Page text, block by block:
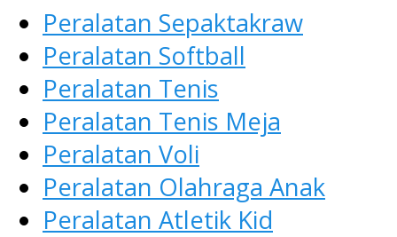
Peralatan Sepaktakraw
Peralatan Softball
Peralatan Tenis
Peralatan Tenis Meja
Peralatan Voli
Peralatan Olahraga Anak
Peralatan Atletik Kid